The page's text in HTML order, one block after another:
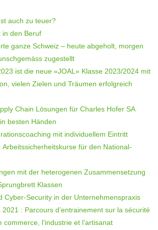
auch zu teuer?
in den Beruf
ganze Schweiz – heute abgeholt, morgen
zugestellt
ist die neue «JOAL» Klasse 2023/2024 mit
vielen Zielen und Träumen erfolgreich
Chain Lösungen für Charles Hofer SA
besten Händen
mit individuellem Eintritt
Arbeitssicherheitskurse für den National-
mit der heterogenen Zusammensetzung
Klassen
Cyber-Security in der Unternehmenspraxis
: Parcours d’entrainement sur la sécurité
l’industrie et l’artisanat